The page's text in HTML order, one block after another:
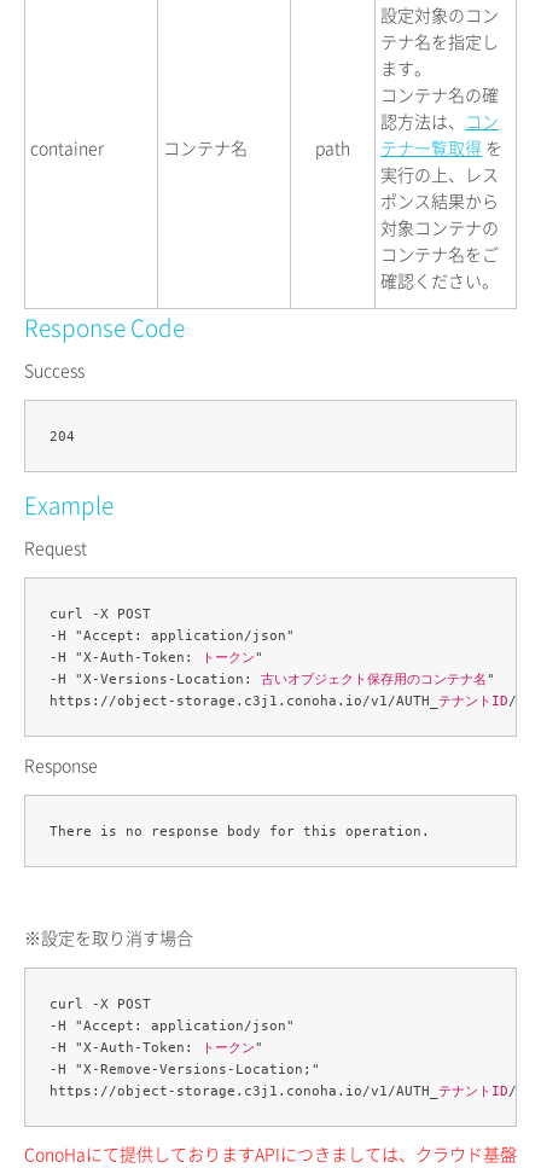
container コンテナ名 path
設定対象のコン
テナ名を指定し
ます。
コンテナ名の確
認方法は、 コン
テナ一覧取得 を
実行の上、レス
ポンス結果から
対象コンテナの
コンテナ名をご
確認ください。
Response Code
Success
Example
Request
curl -X POST
-H "Accept: application/json"
-H "X-Auth-Token:
トークン"
-H "X-Versions-Location: 古いオブジェクト保存用のコンテナ名"
https://object-storage.c3j1.conoha.io/v1/AUTH_ テナントID/
Response
※設定を取り消す場合
curl -X POST
-H "Accept: application/json"
-H "X-Auth-Token:
トークン"
-H "X-Remove-Versions-Location;"
https://object-storage.c3j1.conoha.io/v1/AUTH_ テナントID/
ConoHaにて提供しておりますAPIにつきましては、クラウド基盤